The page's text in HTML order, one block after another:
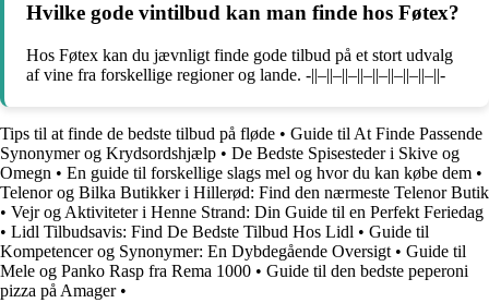
Hvilke gode vintilbud kan man finde hos Føtex?
Hos Føtex kan du jævnligt finde gode tilbud på et stort udvalg
af vine fra forskellige regioner og lande. -||–||–||–||–||–||–||–||–||-
Tips til at finde de bedste tilbud på fløde • Guide til At Finde Passende
Synonymer og Krydsordshjælp • De Bedste Spisesteder i Skive og
Omegn • En guide til forskellige slags mel og hvor du kan købe dem •
Telenor og Bilka Butikker i Hillerød: Find den nærmeste Telenor Butik
• Vejr og Aktiviteter i Henne Strand: Din Guide til en Perfekt Feriedag
• Lidl Tilbudsavis: Find De Bedste Tilbud Hos Lidl • Guide til
Kompetencer og Synonymer: En Dybdegående Oversigt • Guide til
Mele og Panko Rasp fra Rema 1000 • Guide til den bedste peperoni
pizza på Amager•